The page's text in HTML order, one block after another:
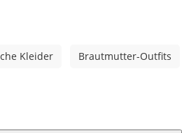
Kleider Brautmutter-Outfits